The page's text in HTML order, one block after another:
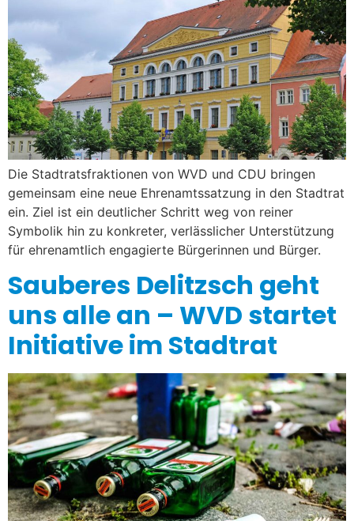
Die Stadtratsfraktionen von WVD und CDU bringen
gemeinsam eine neue Ehrenamtssatzung in den Stadtrat
ein. Ziel ist ein deutlicher Schritt weg von reiner
Symbolik hin zu konkreter, verlässlicher Unterstützung
für ehrenamtlich engagierte Bürgerinnen und Bürger.
Sauberes Delitzsch geht
uns alle an – WVD startet
Initiative im Stadtrat